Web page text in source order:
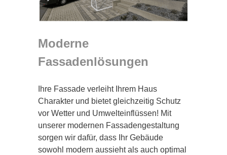
Moderne
Fassadenlösungen
Ihre Fassade verleiht Ihrem Haus
Charakter und bietet gleichzeitig Schutz
vor Wetter und Umwelteinflüssen! Mit
unserer modernen Fassadengestaltung
sorgen wir dafür, dass Ihr Gebäude
sowohl modern aussieht als auch optimal